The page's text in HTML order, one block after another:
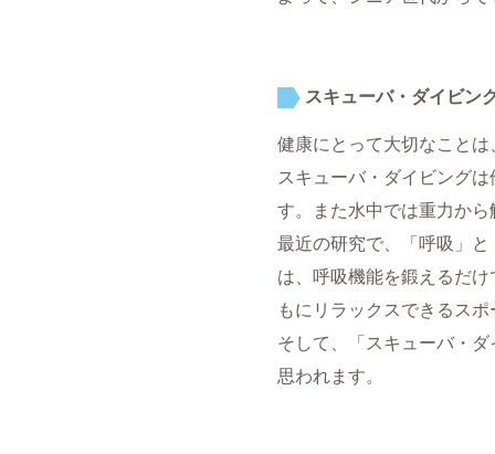
スキューバ・ダイビン
健康にとって大切なこと
スキューバ・ダイビング
す。また水中では重力か
最近の研究で、「呼吸」
は、呼吸機能を鍛えるだ
もにリラックスできるス
そして、「スキューバ・
思われます。